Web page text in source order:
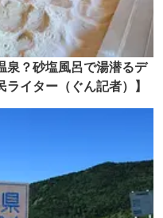
泉？砂塩風呂で湯潜るデ
イター（ぐん記者）】